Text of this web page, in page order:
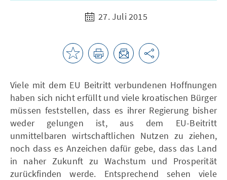
27. Juli 2015
Viele mit dem EU Beitritt verbundenen Hoffnungen
haben sich nicht erfüllt und viele kroatischen Bürger
müssen feststellen, dass es ihrer Regierung bisher
weder gelungen ist, aus dem EU-Beitritt
unmittelbaren wirtschaftlichen Nutzen zu ziehen,
noch dass es Anzeichen dafür gebe, dass das Land
in naher Zukunft zu Wachstum und Prosperität
zurückfinden werde. Entsprechend sehen viele